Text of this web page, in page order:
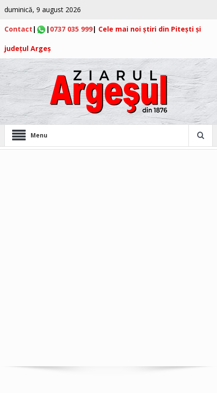
duminică, 9 august 2026
Contact | | 0737 035 999| Cele mai noi știri din Pitești și
județul Argeș
Menu